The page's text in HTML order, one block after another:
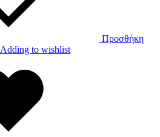
Προσθήκη
Adding to wishlist